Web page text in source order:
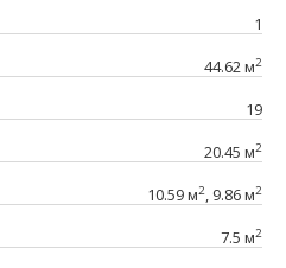
1
44.62 м2
19
20.45 м2
10.59 м2, 9.86 м2
7.5 м2